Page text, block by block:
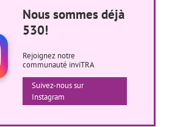
Nous sommes déjà
530!
Rejoignez notre
communauté inviTRA
Suivez-nous sur
Instagram